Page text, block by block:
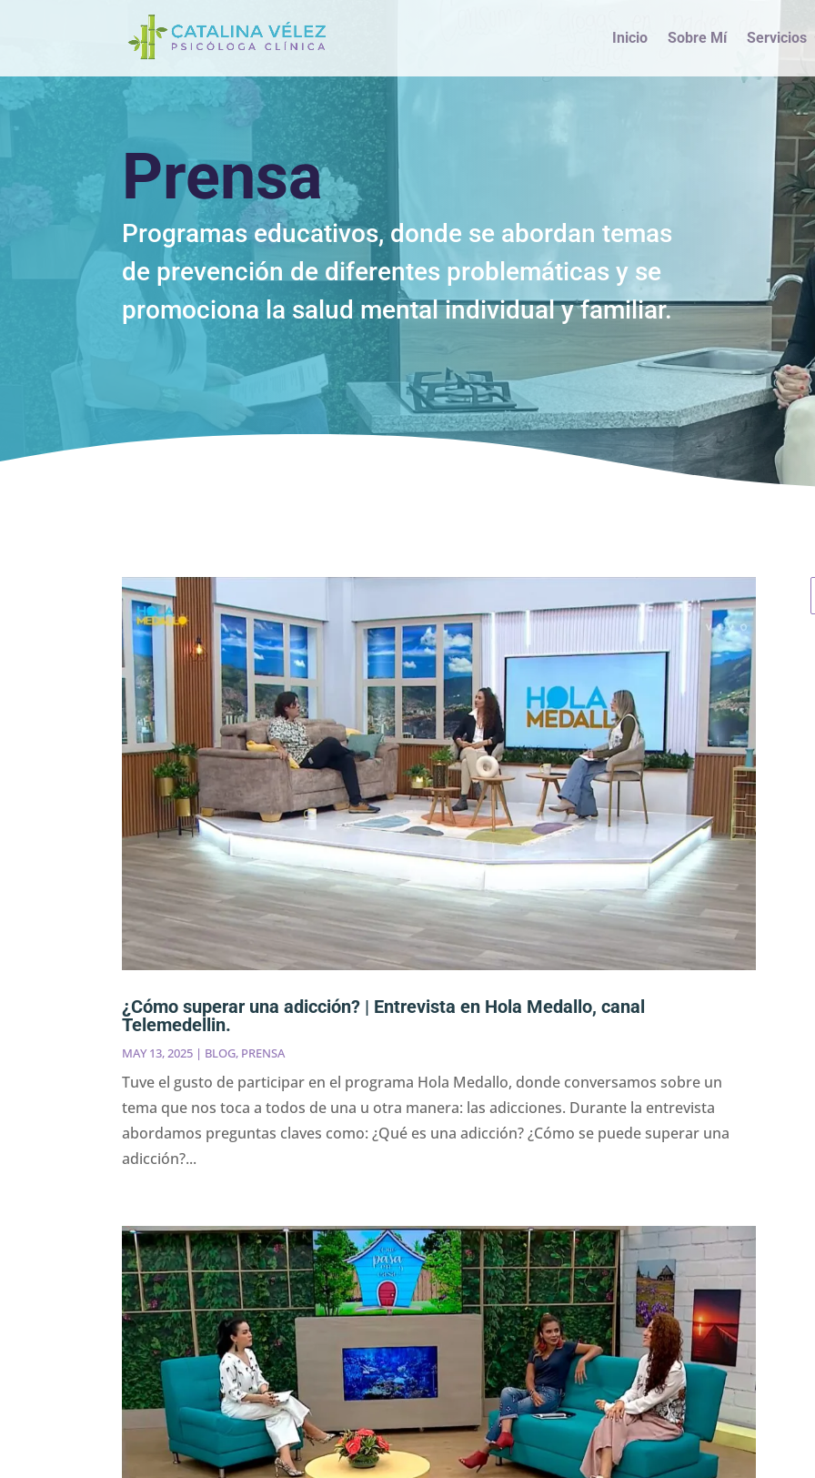
Inicio Sobre Mí Servicios
Prensa
Programas educativos, donde se abordan temas
de prevención de diferentes problemáticas y se
promociona la salud mental individual y familiar.
¿Cómo superar una adicción? | Entrevista en Hola Medallo, canal
Telemedellin.
MAY 13, 2025 | BLOG, PRENSA
Tuve el gusto de participar en el programa Hola Medallo, donde conversamos sobre un
tema que nos toca a todos de una u otra manera: las adicciones. Durante la entrevista
abordamos preguntas claves como: ¿Qué es una adicción? ¿Cómo se puede superar una
adicción?...